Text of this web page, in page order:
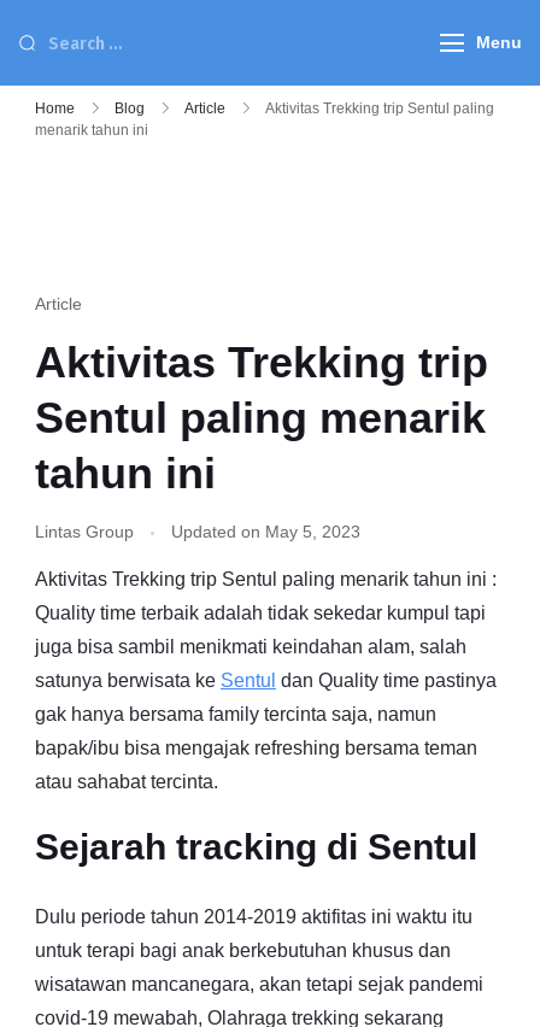
Menu
Home Blog Article
Aktivitas Trekking trip Sentul paling
menarik tahun ini
Article
Aktivitas Trekking trip
Sentul paling menarik
tahun ini
Lintas Group Updated on May 5, 2023
Aktivitas Trekking trip Sentul paling menarik tahun ini :
Quality time terbaik adalah tidak sekedar kumpul tapi
juga bisa sambil menikmati keindahan alam, salah
satunya berwisata ke Sentul dan Quality time pastinya
gak hanya bersama family tercinta saja, namun
bapak/ibu bisa mengajak refreshing bersama teman
atau sahabat tercinta.
Sejarah tracking di Sentul
Dulu periode tahun 2014-2019 aktifitas ini waktu itu
untuk terapi bagi anak berkebutuhan khusus dan
wisatawan mancanegara, akan tetapi sejak pandemi
covid-19 mewabah, Olahraga trekking sekarang